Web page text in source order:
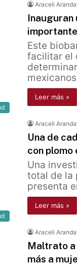
Araceli
Inauguran
Este
facilitar el
Leer más »
Araceli
Una de
con plomo
Una
total de la
presenta
Leer más »
Araceli
Maltrato a
más a